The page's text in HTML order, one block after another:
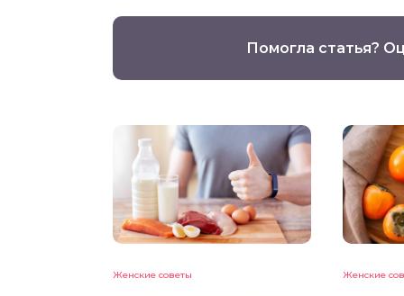
Помогла статья?
Женские советы Женские